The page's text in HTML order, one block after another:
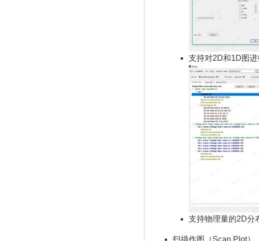
支持对2D和1D图进
支持物理量的2D分
扫描作图（Scan Plot）